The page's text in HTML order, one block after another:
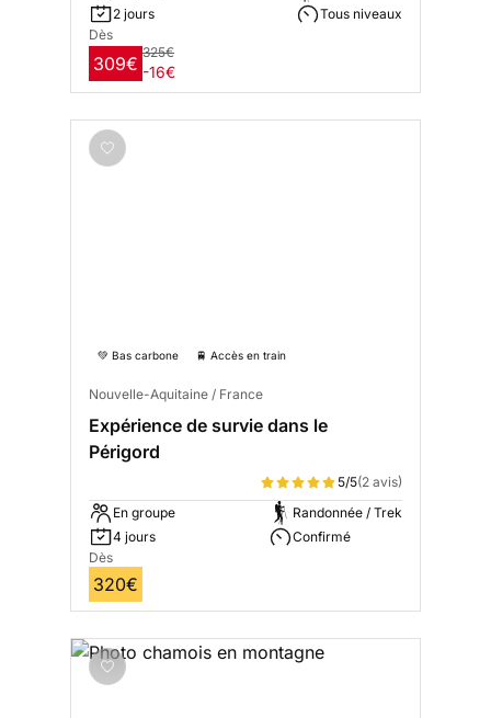
2 jours
Tous niveaux
Dès
309€
325€
-16€
💚 Bas carbone 🚆 Accès en train
Nouvelle-Aquitaine / France
Expérience de survie dans le
Périgord
5/5(2 avis)
En groupe
4 jours
Randonnée / Trek
Confirmé
Dès
320€